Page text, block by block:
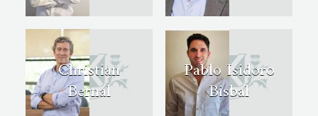
Christian
Bernal
Pablo Isidoro
Bisbal